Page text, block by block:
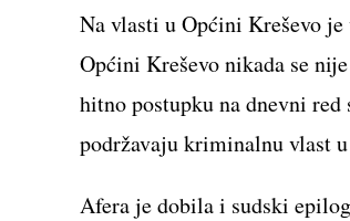
Na vlasti u Općini Kreševo
Općini Kreševo nikada se
hitno postupku na dnevni
podržavaju kriminalnu vlast
Afera je dobila i sudski